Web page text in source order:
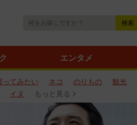
エンタメ
ってみたい ネコ のりもの 観光
イヌ もっと見る